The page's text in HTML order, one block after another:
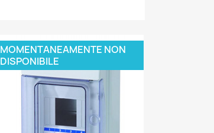
MOMENTANEAMENTE NON
DISPONIBILE